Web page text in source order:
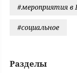
#мероприятия в
#социальное
Разделы